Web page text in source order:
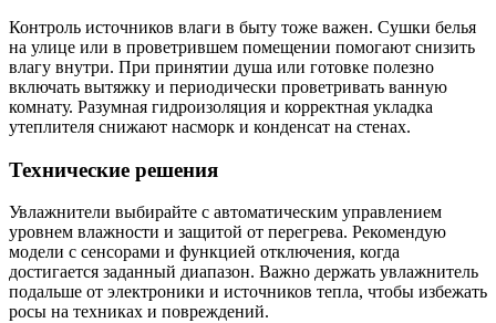
Контроль источников влаги в быту тоже важен. Сушки белья
на улице или в проветрившем помещении помогают снизить
влагу внутри. При принятии душа или готовке полезно
включать вытяжку и периодически проветривать ванную
комнату. Разумная гидроизоляция и корректная укладка
утеплителя снижают насморк и конденсат на стенах.
Технические решения
Увлажнители выбирайте с автоматическим управлением
уровнем влажности и защитой от перегрева. Рекомендую
модели с сенсорами и функцией отключения, когда
достигается заданный диапазон. Важно держать увлажнитель
подальше от электроники и источников тепла, чтобы избежать
росы на техниках и повреждений.